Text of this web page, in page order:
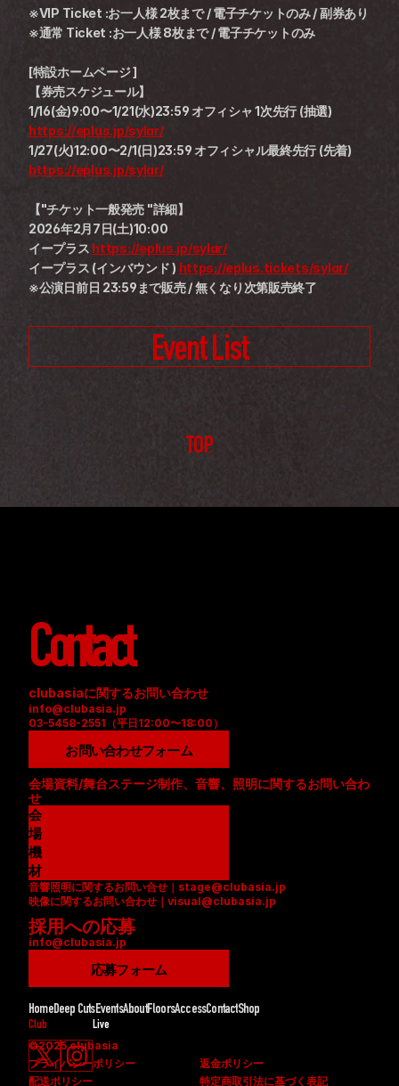
※VIP Ticket :お一人様 2枚まで / 電子チケットのみ / 副券あり
※通常 Ticket :お一人様 8枚まで / 電子チケットのみ
[特設ホームページ ]
【券売スケジュール】
https://eplus.jp/sylar/
https://eplus.jp/sylar/
【"チケット一般発売 "詳細】
2026年2月7日(土)10:00
イープラス https://eplus.jp/sylar/
イープラス (インバウンド ) https://eplus.tickets/sylar/
※公演日前日 23:59まで販売 / 無くなり次第販売終了
Event List
TOP
Contact
clubasiaに関するお問い合わせ
info@clubasia.jp
03-5458-2551（平日12:00〜18:00）
お問い合わせフォーム
会場資料/舞台ステージ制作、音響、照明に関するお問い合わ
せ
会
場
資
料
(
P
D
F
機
材
リ
ス
ト
(
D
F
)
音響照明に関するお問い合せ｜stage@clubasia.jp
映像に関するお問い合わせ｜visual@clubasia.jp
採用への応募
info@clubasia.jp
応募フォーム
HomeDeep CutsEventsAboutFloorsAccessContactShop
Club Live
©2025 clubasia
プライバシーポリシー
返金ポリシー
配送ポリシー
特定商取引法に基づく表記